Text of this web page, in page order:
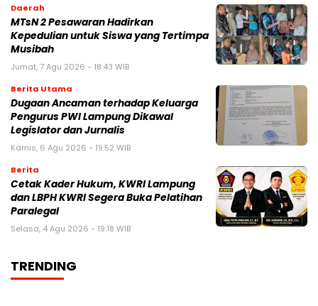
Daerah
MTsN 2 Pesawaran Hadirkan
Kepedulian untuk Siswa yang Tertimpa
Musibah
Jumat, 7 Agu 2026 - 18:43 WIB
Berita Utama
Dugaan Ancaman terhadap Keluarga
Pengurus PWI Lampung Dikawal
Legislator dan Jurnalis
Kamis, 6 Agu 2026 - 19:52 WIB
Berita
Cetak Kader Hukum, KWRI Lampung
dan LBPH KWRI Segera Buka Pelatihan
Paralegal
Selasa, 4 Agu 2026 - 19:18 WIB
TRENDING